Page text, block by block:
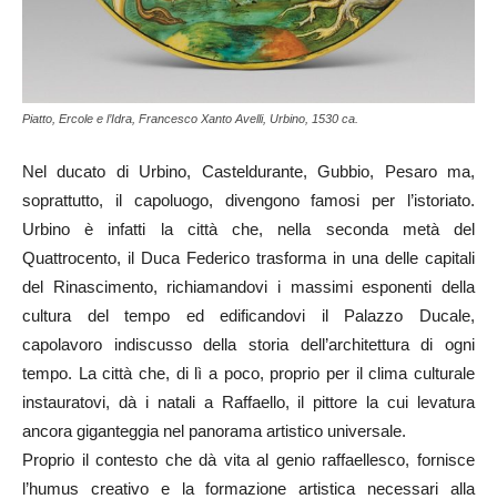
Piatto, Ercole e l’Idra, Francesco Xanto Avelli, Urbino, 1530 ca.
Nel ducato di Urbino, Casteldurante, Gubbio, Pesaro ma,
soprattutto, il capoluogo, divengono famosi per l’istoriato.
Urbino è infatti la città che, nella seconda metà del
Quattrocento, il Duca Federico trasforma in una delle capitali
del Rinascimento, richiamandovi i massimi esponenti della
cultura del tempo ed edificandovi il Palazzo Ducale,
capolavoro indiscusso della storia dell’architettura di ogni
tempo. La città che, di lì a poco, proprio per il clima culturale
instauratovi, dà i natali a Raffaello, il pittore la cui levatura
ancora giganteggia nel panorama artistico universale.
Proprio il contesto che dà vita al genio raffaellesco, fornisce
l’humus creativo e la formazione artistica necessari alla